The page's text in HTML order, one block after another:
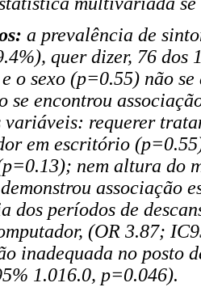
a prevalência de
quer dizer, 76 dos
o sexo (p=0.55) não se
se encontrou
variáveis: requerer
em escritório
nem altura do
associação
dos períodos de
(OR 3.87;
inadequada no posto
1.016.0, p=0.046).